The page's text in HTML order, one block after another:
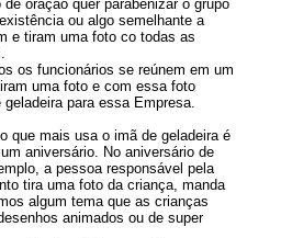
oração quer parabenizar o grupo
ou algo semelhante a
e tiram uma foto co todas as
os funcionários se reúnem em um
uma foto e com essa foto
para essa Empresa.
que mais usa o imã de geladeira é
aniversário. No aniversário de
a pessoa responsável pela
tira uma foto da criança, manda
algum tema que as crianças
animados ou de super